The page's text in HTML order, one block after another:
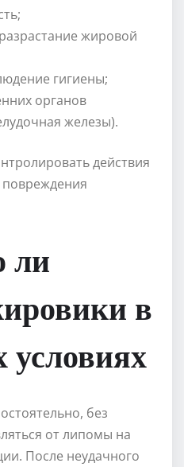
жировой
гигиены;
органов
железы).
действия
повреждения
ли
в
без
от липомы на
После неудачного